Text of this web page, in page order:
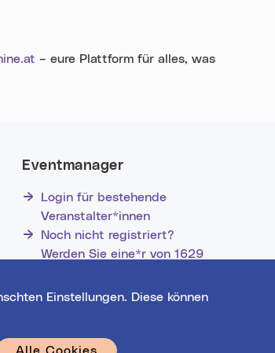
– eure Plattform für alles, was
Einstellungen. Diese können
Alle Cookies
Eventmanager
Login für bestehende
Veranstalter*innen
Noch nicht registriert?
Werden Sie eine*r von 1629